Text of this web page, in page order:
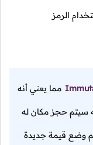
الرمز
مما يعني أنه
سيتم حجز مكان له
وضع قيمة جديدة